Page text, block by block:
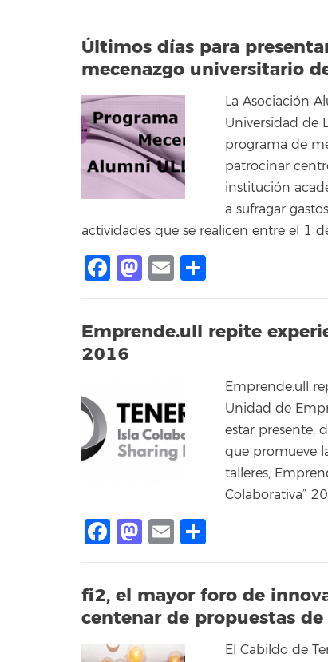
Últimos días para
mecenazgo universitario
La Asociación
Universidad de
programa de
patrocinar
institución
a sufragar
actividades que se realicen entre el 1
Facebook
Mastodon
Email
Emprende.ull repite
2016
Emprende.ull
Unidad de
estar presente,
que promueve
talleres,
Colaborativa”
Facebook
Mastodon
Email
fi2, el mayor foro de
centenar de propuestas
El Cabildo de